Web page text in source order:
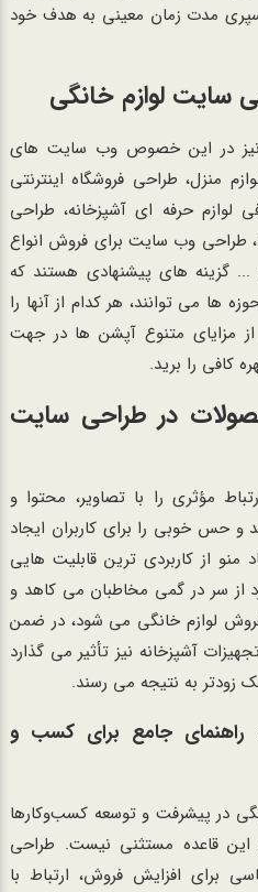
مدت زمان معینی به هدف خود
سایت لوازم خانگی
در این خصوص وب سایت های
منزل، طراحی فروشگاه اینترنتی
لوازم حرفه ای آشپزخانه، طراحی
طراحی وب سایت برای فروش انواع
گزینه های پیشنهادی هستند که
ها می توانند، هر کدام از آنها را
از مزایای متنوع آپشن ها در جهت
کافی را برید.
در طراحی سایت
مؤثری را با تصاویر، محتوا و
حس خوبی را برای کاربران ایجاد
منو از کاربردی ترین قابلیت هایی
از سر در گمی مخاطبان می کاهد و
لوازم خانگی می شود، در ضمن
آشپزخانه نیز تأثیر می گذارد
زودتر به نتیجه می رسند.
راهنمای جامع برای کسب و
در پیشرفت و توسعه کسب‌وکارها
این قاعده مستثنی نیست. طراحی
برای افزایش فروش، ارتباط با